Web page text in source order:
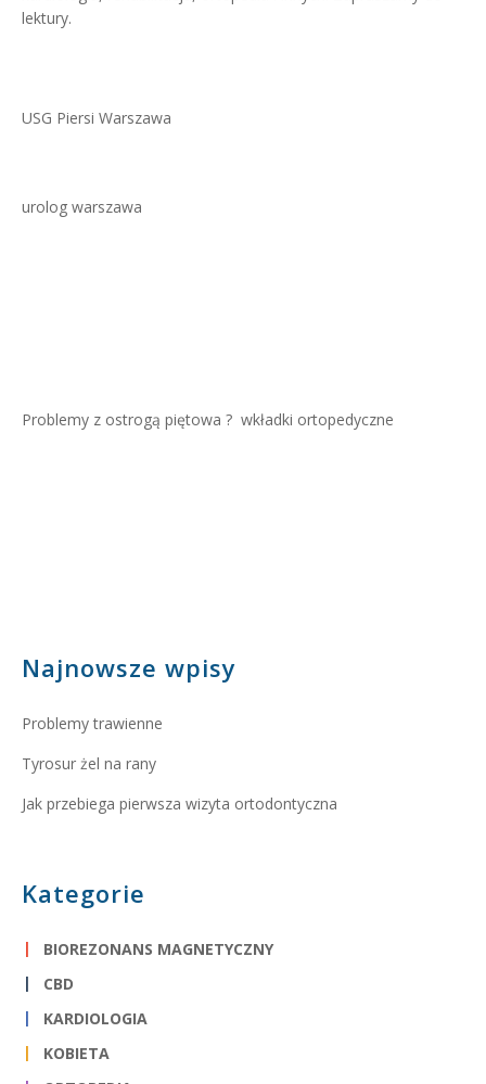
lektury.
USG Piersi Warszawa
urolog warszawa
Problemy z ostrogą piętowa ? wkładki ortopedyczne
Najnowsze wpisy
Problemy trawienne
Tyrosur żel na rany
Jak przebiega pierwsza wizyta ortodontyczna
Kategorie
BIOREZONANS MAGNETYCZNY
CBD
KARDIOLOGIA
KOBIETA